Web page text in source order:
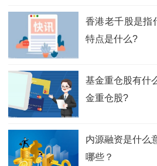
香港老千股是指
特点是什么?
基金重仓股有什
金重仓股?
内源融资是什么
哪些？